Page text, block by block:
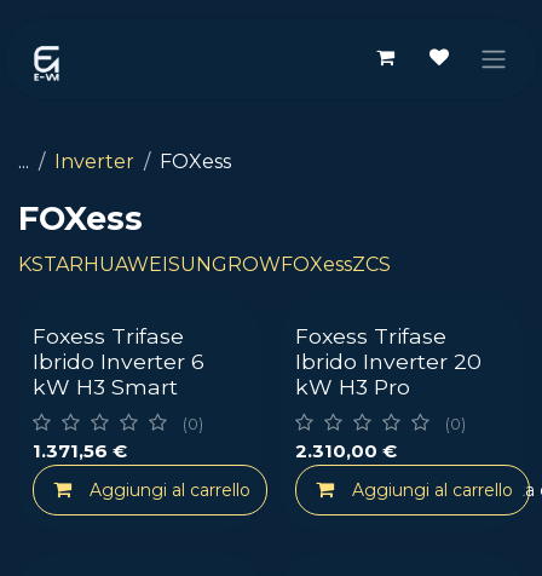
... Inverter FOXess
FOXess
KSTARHUAWEISUNGROWFOXessZCS
Foxess Trifase
Ibrido Inverter 6
kW H3 Smart
(0)
1.371,56 €
Aggiungi al carrello Aggiungi alla lista
Foxess Trifase
Ibrido Inverter 20
kW H3 Pro
(0)
2.310,00 €
Aggiungi al carrello